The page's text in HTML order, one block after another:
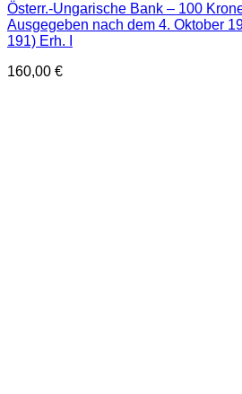
Österr.-Ungarische Bank – 100
Ausgegeben nach dem 4. Oktober
191) Erh. I
160,00 €